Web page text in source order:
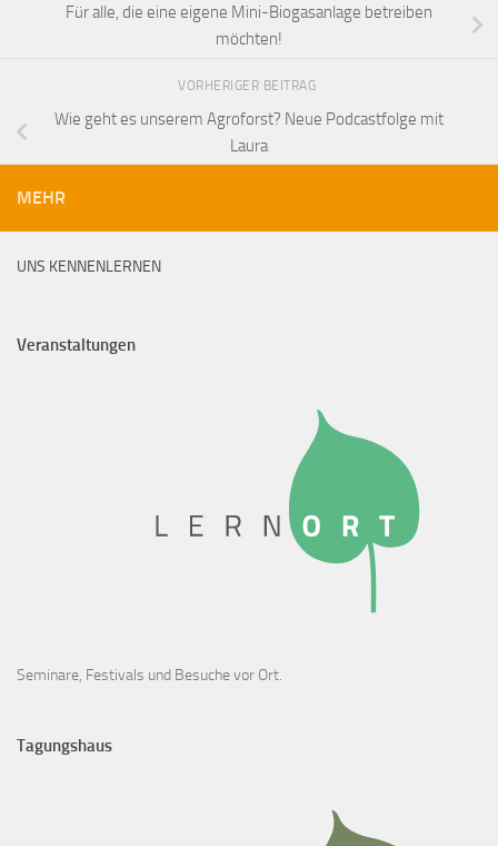
Für alle, die eine eigene Mini-Biogasanlage betreiben
möchten!
VORHERIGER BEITRAG
Wie geht es unserem Agroforst? Neue Podcastfolge mit
Laura
MEHR
UNS KENNENLERNEN
Veranstaltungen
Seminare, Festivals und Besuche vor Ort.
Tagungshaus